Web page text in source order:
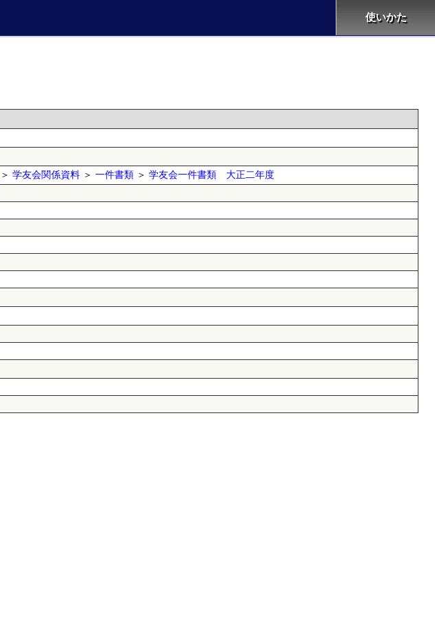
使いかた
＞ 学友会関係資料 ＞ 一件書類 ＞ 学友会一件書類 大正二年度